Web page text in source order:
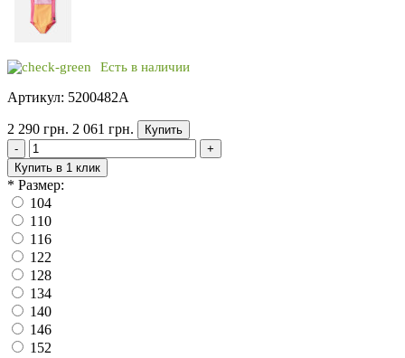
Есть в наличии
Артикул: 5200482A
2 290 грн. 2 061 грн.
Купить
-
+
Купить в 1 клик
* Размер:
104
110
116
122
128
134
140
146
152